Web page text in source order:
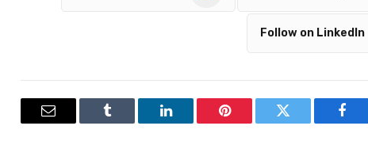
Follow on LinkedIn
Facebook
Twitter
Pinterest
LinkedIn
Tumblr
Email